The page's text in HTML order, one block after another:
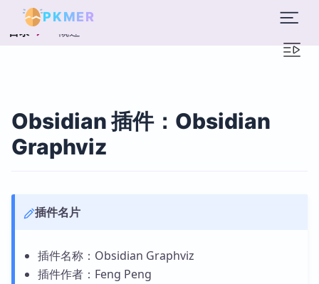
PKMER
目录 概述
Obsidian 插件：Obsidian
Graphviz
插件名片
插件名称：Obsidian Graphviz
插件作者：Feng Peng